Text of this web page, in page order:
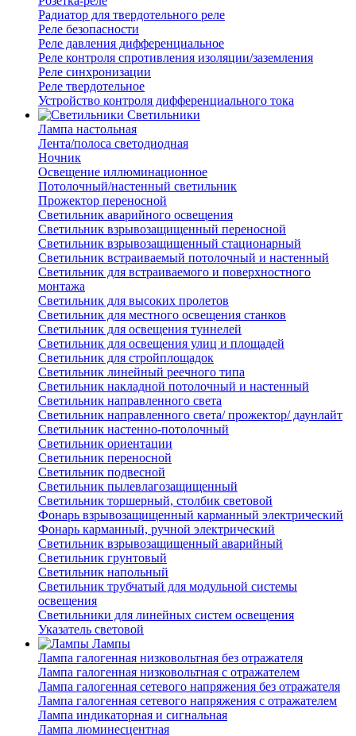
Радиатор для твердотельного реле
Реле безопасности
Реле давления дифференциальное
Реле контроля спротивления изоляции/заземления
Реле синхронизации
Реле твердотельное
Устройство контроля дифференциального тока
Светильники
Лампа настольная
Лента/полоса светодиодная
Ночник
Освещение иллюминационное
Потолочный/настенный светильник
Прожектор переносной
Светильник аварийного освещения
Светильник взрывозащищенный переносной
Светильник взрывозащищенный стационарный
Светильник встраиваемый потолочный и настенный
Светильник для встраиваемого и поверхностного
монтажа
Светильник для высоких пролетов
Светильник для местного освещения станков
Светильник для освещения туннелей
Светильник для освещения улиц и площадей
Светильник для стройплощадок
Светильник линейный реечного типа
Светильник накладной потолочный и настенный
Светильник направленного света
Светильник направленного света/ прожектор/ даунлайт
Светильник настенно-потолочный
Светильник ориентации
Светильник переносной
Светильник подвесной
Светильник пылевлагозащищенный
Светильник торшерный, столбик световой
Фонарь взрывозащищенный карманный электрический
Фонарь карманный, ручной электрический
Светильник взрывозащищенный аварийный
Светильник грунтовый
Светильник напольный
Светильник трубчатый для модульной системы
освещения
Светильники для линейных систем освещения
Указатель световой
Лампы
Лампа галогенная низковольтная без отражателя
Лампа галогенная низковольтная с отражателем
Лампа галогенная сетевого напряжения без отражателя
Лампа галогенная сетевого напряжения с отражателем
Лампа индикаторная и сигнальная
Лампа люминесцентная